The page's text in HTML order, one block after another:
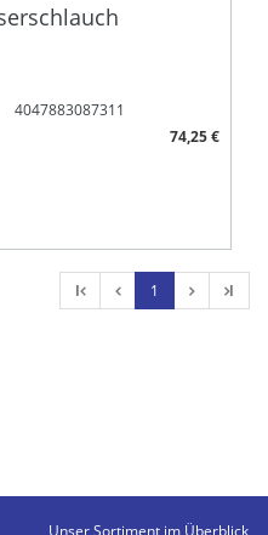
4047883087311
74,25 €
l 1 l
Unser Sortiment im Überblick